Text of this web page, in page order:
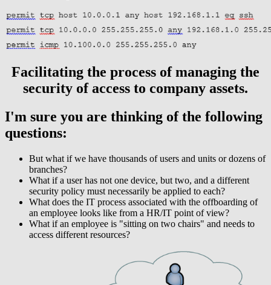
Facilitating the process of managing the
security of access to company assets.
I'm sure you are thinking of the following
questions:
But what if we have thousands of users and units or dozens of
branches?
What if a user has not one device, but two, and a different
security policy must necessarily be applied to each?
What does the IT process associated with the offboarding of
an employee looks like from a HR/IT point of view?
What if an employee is "sitting on two chairs" and needs to
access different resources?